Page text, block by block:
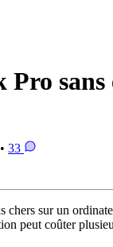
Pro
33
chers sur un
peut coûter